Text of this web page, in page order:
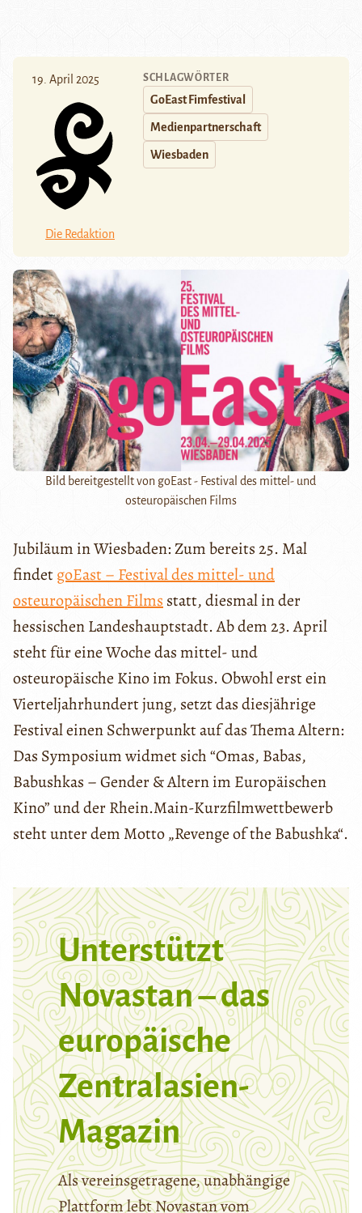
19. April 2025
Die Redaktion
SCHLAGWÖRTER
GoEast Fimfestival
Medienpartnerschaft
Wiesbaden
Bild bereitgestellt von goEast - Festival des mittel- und
osteuropäischen Films
Jubiläum in Wiesbaden: Zum bereits 25. Mal
findetgoEast – Festival des mittel- und
osteuropäischen Films statt, diesmal in der
hessischen Landeshauptstadt. Ab dem 23. April
steht für eine Woche das mittel- und
osteuropäische Kino im Fokus. Obwohl erst ein
Vierteljahrhundert jung, setzt das diesjährige
Festival einen Schwerpunkt auf das Thema Altern:
Das Symposium widmet sich “Omas, Babas,
Babushkas – Gender & Altern im Europäischen
Kino” und der Rhein.Main-Kurzfilmwettbewerb
steht unter dem Motto „Revenge of the Babushka“.
Unterstützt
Novastan – das
europäische
Zentralasien-
Magazin
Als vereinsgetragene, unabhängige
Plattform lebt Novastan vom